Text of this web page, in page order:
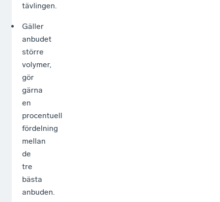
tävlingen.
Gäller
anbudet
större
volymer,
gör
gärna
en
procentuell
fördelning
mellan
de
tre
bästa
anbuden.